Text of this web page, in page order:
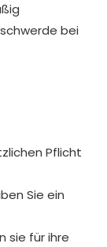
bei
Pflicht
Sie ein
sie für ihre